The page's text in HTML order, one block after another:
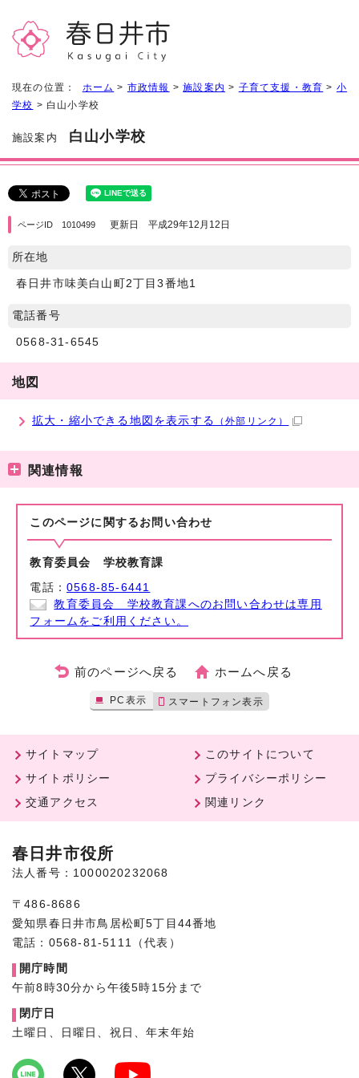
現在の位置： ホーム > 市政情報 >施設案内 > 子育て支援・教育 > 小
学校 > 白山小学校
施設案内 白山小学校
ページID 1010499 更新日 平成29年12月12日
所在地
春日井市味美白山町2丁目3番地1
電話番号
0568-31-6545
地図
拡大・縮小できる地図を表示する （外部リンク）
関連情報
このページに関する お問い合わせ
教育委員会 学校教育課
電話：0568-85-6441
教育委員会 学校教育課へのお問い合わせは専用
フォームをご利用ください。
前のページへ戻る ホームへ戻る
PC表示 スマートフォン表示
サイトマップ
このサイトについて
サイトポリシー
プライバシーポリシー
交通アクセス
関連リンク
春日井市役所
法人番号：1000020232068
〒486-8686
愛知県春日井市鳥居松町5丁目44番地
電話：0568-81-5111（代表）
開庁時間
午前8時30分から午後5時15分まで
閉庁日
土曜日、日曜日、祝日、年末年始